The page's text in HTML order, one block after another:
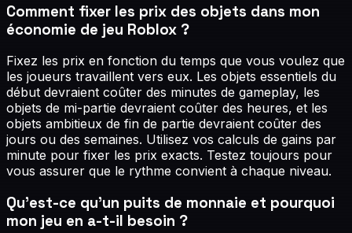
Comment fixer les prix des objets dans mon
économie de jeu Roblox ?
Fixez les prix en fonction du temps que vous voulez que
les joueurs travaillent vers eux. Les objets essentiels du
début devraient coûter des minutes de gameplay, les
objets de mi-partie devraient coûter des heures, et les
objets ambitieux de fin de partie devraient coûter des
jours ou des semaines. Utilisez vos calculs de gains par
minute pour fixer les prix exacts. Testez toujours pour
vous assurer que le rythme convient à chaque niveau.
Qu'est-ce qu'un puits de monnaie et pourquoi
mon jeu en a-t-il besoin ?